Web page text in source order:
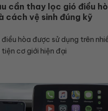
cần thay lọc gió điều
cách vệ sinh đúng kỹ
hòa được sử dụng trên
cơ giới hiện đại